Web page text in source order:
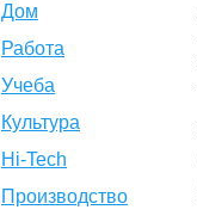
Дом
Работа
Учеба
Культура
Hi-Tech
Производство